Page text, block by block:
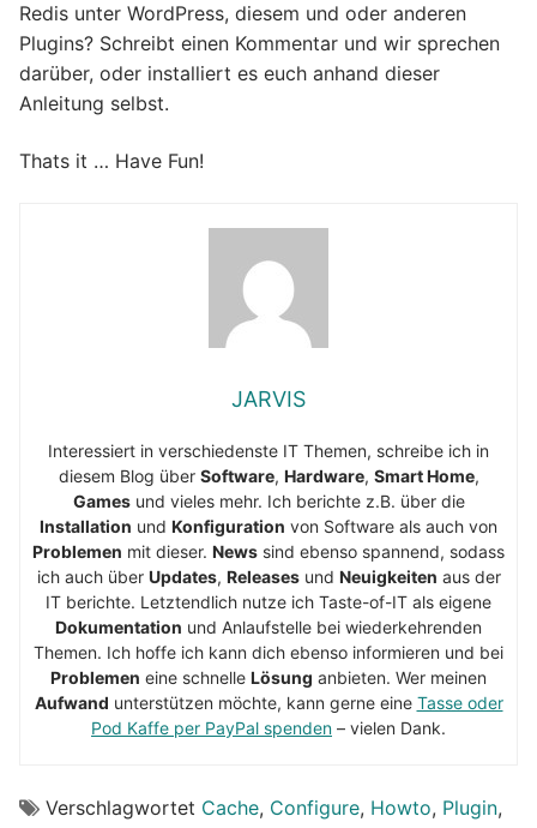
Redis unter WordPress, diesem und oder anderen
Plugins? Schreibt einen Kommentar und wir sprechen
darüber, oder installiert es euch anhand dieser
Anleitung selbst.
Thats it … Have Fun!
JARVIS
Interessiert in verschiedenste IT Themen, schreibe ich in
diesem Blog über Software, Hardware, Smart Home,
Gamesund vieles mehr. Ich berichte z.B. über die
Installation und Konfiguration von Software als auch von
Problemen mit dieser. News sind ebenso spannend, sodass
ich auch über Updates, Releasesund Neuigkeiten aus der
IT berichte. Letztendlich nutze ich Taste-of-IT als eigene
Dokumentation und Anlaufstelle bei wiederkehrenden
Themen. Ich hoffe ich kann dich ebenso informieren und bei
Problemen eine schnelle Lösung anbieten. Wer meinen
Aufwand unterstützen möchte, kann gerne eine Tasse oder
Pod Kaffe per PayPal spenden – vielen Dank.
Verschlagwortet Cache, Configure, Howto, Plugin,